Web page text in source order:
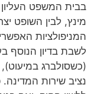
בבית המשפט
מינץ, לבין השופט
המניפולציות
לשבת בדיון הנוסף
(כשסולברג במיעוט),
נציב שירות המדינה.